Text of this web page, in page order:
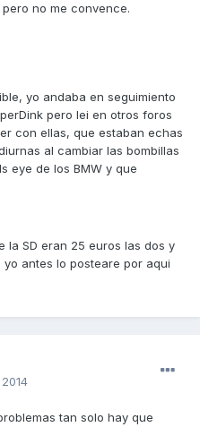
no me convence.
yo andaba en seguimiento
pero lei en otros foros
con ellas, que estaban echas
al cambiar las bombillas
eye de los BMW y que
la SD eran 25 euros las dos y
antes lo posteare por aqui
tan solo hay que